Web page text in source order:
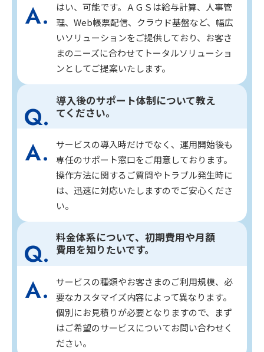
はい、可能です。ＡＧＳは給与計算、人事管
理、Web帳票配信、クラウド基盤など、幅広
いソリューションをご提供しており、お客さ
まのニーズに合わせてトータルソリューショ
ンとしてご提案いたします。
導入後のサポート体制について教え
てください。
サービスの導入時だけでなく、運用開始後も
専任のサポート窓口をご用意しております。
操作方法に関するご質問やトラブル発生時に
は、迅速に対応いたしますのでご安心くださ
い。
料金体系について、初期費用や月額
費用を知りたいです。
サービスの種類やお客さまのご利用規模、必
要なカスタマイズ内容によって異なります。
個別にお見積りが必要となりますので、まず
はご希望のサービスについてお問い合わせく
ださい。